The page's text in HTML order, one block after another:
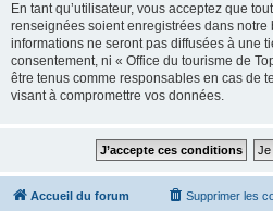
En tant qu’utilisateur, vous acceptez que
renseignées soient enregistrées dans
informations ne seront pas diffusées à une
consentement, ni « Office du tourisme de
être tenus comme responsables en cas de
visant à compromettre vos données.
Accueil du forum Supprimer les